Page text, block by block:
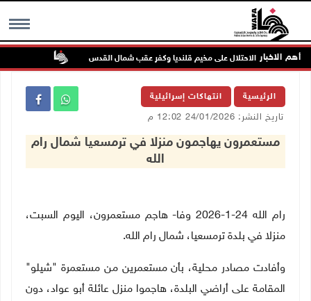
MENU أهم الاخبار
الرئيسية انتهاكات إسرائيلية
تاريخ النشر: 24/01/2026 12:02 م
مستعمرون يهاجمون منزلا في ترمسعيا شمال رام
الله
رام الله 24-1-2026 وفا-
هاجم مستعمرون، اليوم السبت،
منزلا في بلدة ترمسعيا، شمال رام الله.
وأفادت مصادر محلية، بأن مستعمرين من مستعمرة "شيلو"
المقامة على أراضي البلدة، هاجموا منزل عائلة أبو عواد، دون